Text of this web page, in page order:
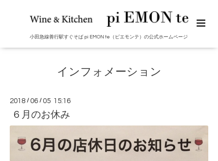
小田急線善行駅すぐそば pi EMON te（ピエモンテ）の公式ホームページ
インフォメーション
2018 /06 /05 15:16
６月のお休み